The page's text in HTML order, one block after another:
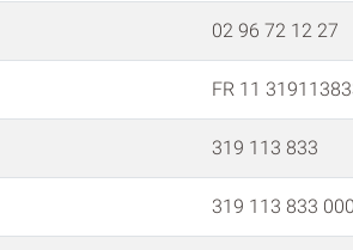
02 96 72 12 27
FR 11
319 113 833
319 113 833